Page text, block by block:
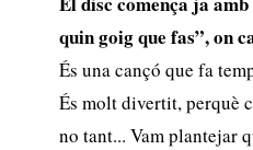
quin goig que fas”, on
És una cançó que fa
És molt divertit, perquè
no tant... Vam plantejar